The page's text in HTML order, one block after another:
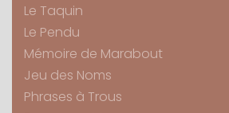
Le Taquin
Le Pendu
Mémoire de Marabout
Jeu des Noms
Phrases à Trous